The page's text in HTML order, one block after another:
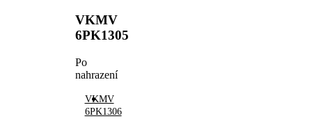
VKMV
6PK1305
Po
nahrazení
VKMV
6PK1306